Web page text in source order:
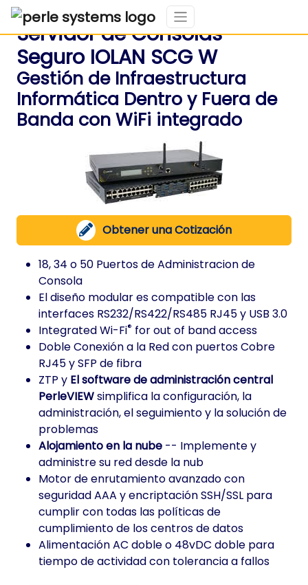
Servidor de Consolas
Seguro IOLAN SCG W
Gestión de Infraestructura
Informática Dentro y Fuera de
Banda con WiFi integrado
Obtener una Cotización
18, 34 o 50 Puertos de Administracion de
Consola
El diseño modular es compatible con las
interfaces RS232/RS422/RS485 RJ45 y USB 3.0
Integrated Wi-Fi® for out of band access
Doble Conexión a la Red con puertos Cobre
RJ45 y SFP de fibra
ZTP y El software de administración central
PerleVIEWsimplifica la configuración, la
administración, el seguimiento y la solución de
problemas
Alojamiento en la nube -- Implemente y
administre su red desde la nub
Motor de enrutamiento avanzado con
seguridad AAA y encriptación SSH/SSL para
cumplir con todas las políticas de
cumplimiento de los centros de datos
Alimentación AC doble o 48vDC doble para
tiempo de actividad con tolerancia a fallos